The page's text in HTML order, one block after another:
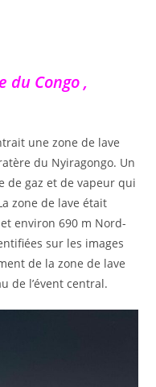
du Congo ,
une zone de lave
du Nyiragongo. Un
de gaz et de vapeur qui
zone de lave était
environ 690 m Nord-
sur les images
de la zone de lave
de l’évent central.